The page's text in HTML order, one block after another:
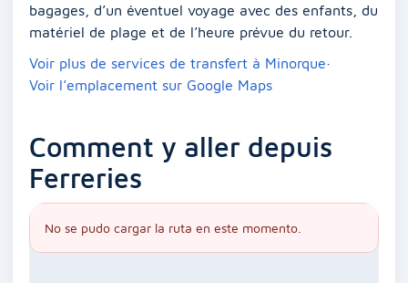
bagages, d’un éventuel voyage avec des enfants, du
matériel de plage et de l’heure prévue du retour.
Voir plus de services de transfert à Minorque·
Voir l’emplacement sur Google Maps
Comment y aller depuis
Ferreries
No se pudo cargar la ruta en este momento.